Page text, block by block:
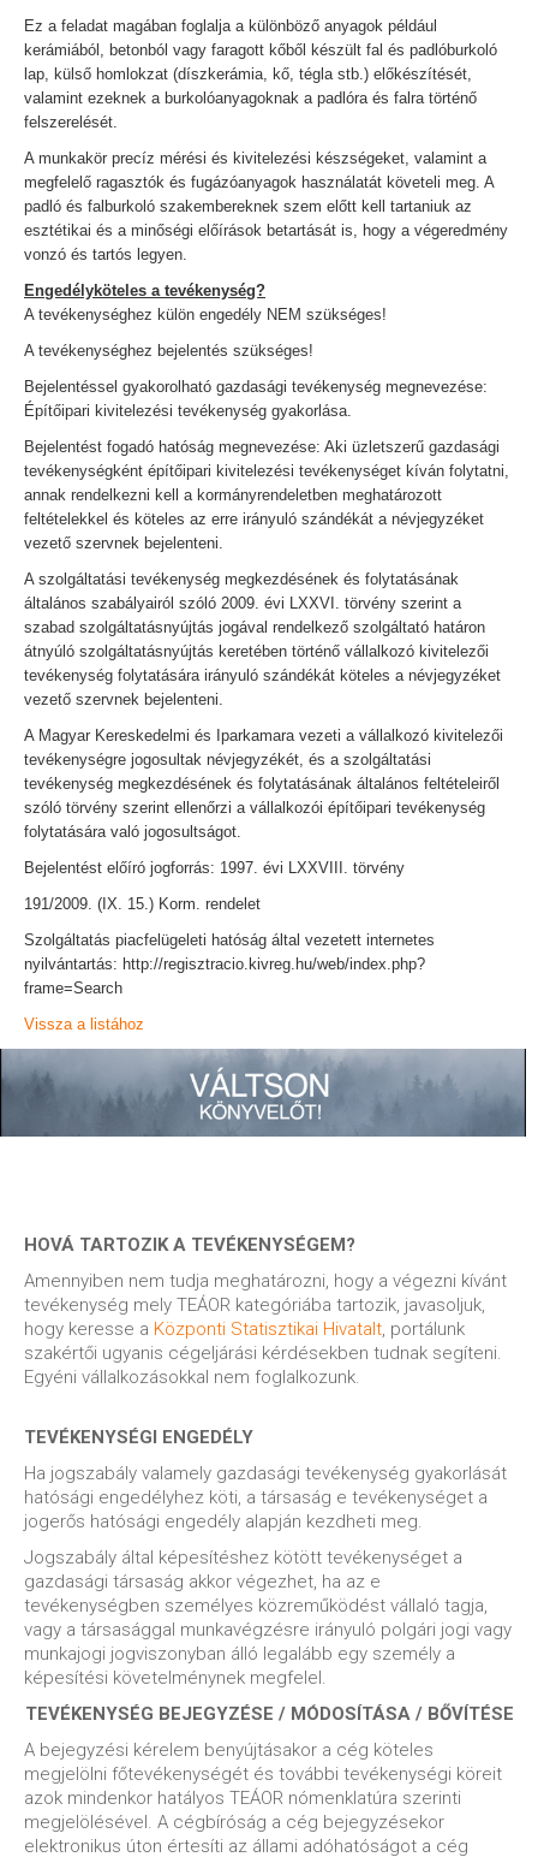
Ez a feladat magában foglalja a különböző anyagok például
kerámiából, betonból vagy faragott kőből készült fal és padlóburkoló
lap, külső homlokzat (díszkerámia, kő, tégla stb.) előkészítését,
valamint ezeknek a burkolóanyagoknak a padlóra és falra történő
felszerelését.
A munkakör precíz mérési és kivitelezési készségeket, valamint a
megfelelő ragasztók és fugázóanyagok használatát követeli meg. A
padló és falburkoló szakembereknek szem előtt kell tartaniuk az
esztétikai és a minőségi előírások betartását is, hogy a végeredmény
vonzó és tartós legyen.
Engedélyköteles a tevékenység?
A tevékenységhez külön engedély NEM szükséges!
A tevékenységhez bejelentés szükséges!
Bejelentéssel gyakorolható gazdasági tevékenység megnevezése:
Építőipari kivitelezési tevékenység gyakorlása.
Bejelentést fogadó hatóság megnevezése: Aki üzletszerű gazdasági
tevékenységként építőipari kivitelezési tevékenységet kíván folytatni,
annak rendelkezni kell a kormányrendeletben meghatározott
feltételekkel és köteles az erre irányuló szándékát a névjegyzéket
vezető szervnek bejelenteni.
A szolgáltatási tevékenység megkezdésének és folytatásának
általános szabályairól szóló 2009. évi LXXVI. törvény szerint a
szabad szolgáltatásnyújtás jogával rendelkező szolgáltató határon
átnyúló szolgáltatásnyújtás keretében történő vállalkozó kivitelezői
tevékenység folytatására irányuló szándékát köteles a névjegyzéket
vezető szervnek bejelenteni.
A Magyar Kereskedelmi és Iparkamara vezeti a vállalkozó kivitelezői
tevékenységre jogosultak névjegyzékét, és a szolgáltatási
tevékenység megkezdésének és folytatásának általános feltételeiről
szóló törvény szerint ellenőrzi a vállalkozói építőipari tevékenység
folytatására való jogosultságot.
Bejelentést előíró jogforrás: 1997. évi LXXVIII. törvény
191/2009. (IX. 15.) Korm. rendelet
Szolgáltatás piacfelügeleti hatóság által vezetett internetes
nyilvántartás: http://regisztracio.kivreg.hu/web/index.php?
frame=Search
Vissza a listához
HOVÁ TARTOZIK A TEVÉKENYSÉGEM?
Amennyiben nem tudja meghatározni, hogy a végezni kívánt
tevékenység mely TEÁOR kategóriába tartozik, javasoljuk,
hogy keresse a Központi Statisztikai Hivatalt , portálunk
szakértői ugyanis cégeljárási kérdésekben tudnak segíteni.
Egyéni vállalkozásokkal nem foglalkozunk.
TEVÉKENYSÉGI ENGEDÉLY
Ha jogszabály valamely gazdasági tevékenység gyakorlását
hatósági engedélyhez köti, a társaság e tevékenységet a
jogerős hatósági engedély alapján kezdheti meg.
Jogszabály által képesítéshez kötött tevékenységet a
gazdasági társaság akkor végezhet, ha az e
tevékenységben személyes közreműködést vállaló tagja,
vagy a társasággal munkavégzésre irányuló polgári jogi vagy
munkajogi jogviszonyban álló legalább egy személy a
képesítési követelménynek megfelel.
TEVÉKENYSÉG BEJEGYZÉSE / MÓDOSÍTÁSA / BŐVÍTÉSE
A bejegyzési kérelem benyújtásakor a cég köteles
megjelölni főtevékenységét és további tevékenységi köreit
azok mindenkor hatályos TEÁOR nómenklatúra szerinti
megjelölésével. A cégbíróság a cég bejegyzésekor
elektronikus úton értesíti az állami adóhatóságot a cég